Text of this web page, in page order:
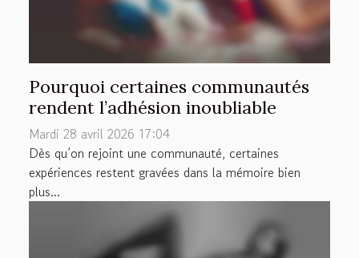
Pourquoi certaines communautés
rendent l’adhésion inoubliable
Mardi 28 avril 2026 17:04
Dès qu’on rejoint une communauté, certaines
expériences restent gravées dans la mémoire bien
plus...